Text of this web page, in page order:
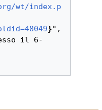
wt/index.p
}",